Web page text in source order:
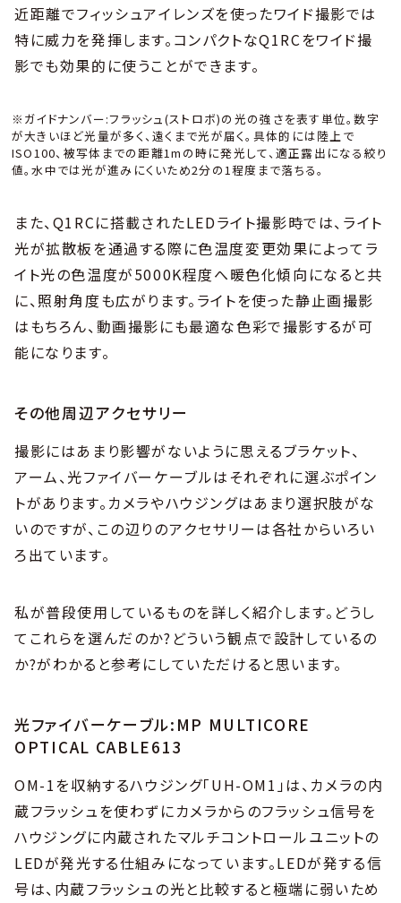
近距離でフィッシュアイレンズを使ったワイド撮影では
特に威力を発揮します。コンパクトなQ1RCをワイド撮
影でも効果的に使うことができます。
※ガイドナンバー:フラッシュ(ストロボ)の光の強さを表す単位。数字
が大きいほど光量が多く、遠くまで光が届く。具体的には陸上で
ISO100、被写体までの距離1mの時に発光して、適正露出になる絞り
値。水中では光が進みにくいため2分の1程度まで落ちる。
また、Q1RCに搭載されたLEDライト撮影時では、ライト
光が拡散板を通過する際に色温度変更効果によってラ
イト光の色温度が5000K程度へ暖色化傾向になると共
に、照射角度も広がります。ライトを使った静止画撮影
はもちろん、動画撮影にも最適な色彩で撮影するが可
能になります。
その他周辺アクセサリー
撮影にはあまり影響がないように思えるブラケット、
アーム、光ファイバーケーブルはそれぞれに選ぶポイン
トがあります。カメラやハウジングはあまり選択肢がな
いのですが、この辺りのアクセサリーは各社からいろい
ろ出ています。
私が普段使用しているものを詳しく紹介します。どうし
てこれらを選んだのか?どういう観点で設計しているの
か?がわかると参考にしていただけると思います。
光ファイバーケーブル:MP MULTICORE
OPTICAL CABLE613
OM-1を収納するハウジング「UH-OM1」は、カメラの内
蔵フラッシュを使わずにカメラからのフラッシュ信号を
ハウジングに内蔵されたマルチコントロールユニットの
LEDが発光する仕組みになっています。LEDが発する信
号は、内蔵フラッシュの光と比較すると極端に弱いため